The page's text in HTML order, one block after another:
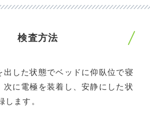
検査方法
出した状態でベッドに仰臥位で寝
次に電極を装着し、安静にした状
します。